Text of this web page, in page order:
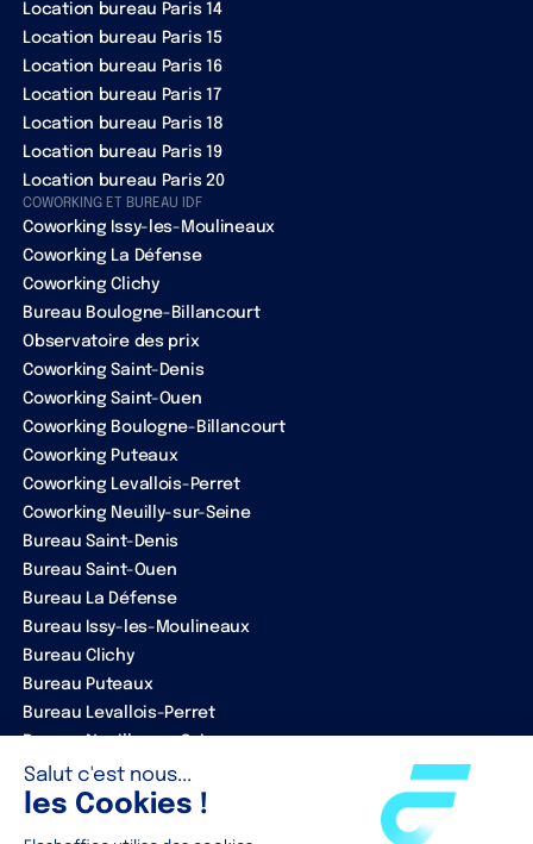
Location bureau Paris 14
Location bureau Paris 15
Location bureau Paris 16
Location bureau Paris 17
Location bureau Paris 18
Location bureau Paris 19
Location bureau Paris 20
COWORKING ET BUREAU IDF
Coworking Issy-les-Moulineaux
Coworking La Défense
Coworking Clichy
Bureau Boulogne-Billancourt
Observatoire des prix
Coworking Saint-Denis
Coworking Saint-Ouen
Coworking Boulogne-Billancourt
Coworking Puteaux
Coworking Levallois-Perret
Coworking Neuilly-sur-Seine
Bureau Saint-Denis
Bureau Saint-Ouen
Bureau La Défense
Bureau Issy-les-Moulineaux
Bureau Clichy
Bureau Puteaux
Bureau Levallois-Perret
ENTREPRISE
Notre équipe
Nos partenaires